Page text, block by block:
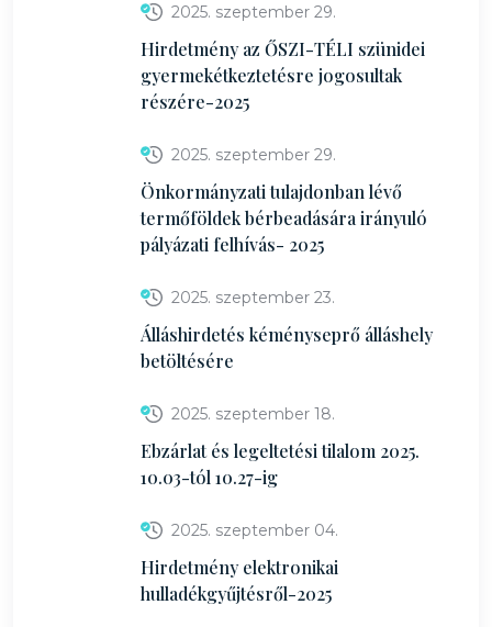
2025. szeptember 29.
Hirdetmény az ŐSZI-TÉLI szünidei
gyermekétkeztetésre jogosultak
részére-2025
2025. szeptember 29.
Önkormányzati tulajdonban lévő
termőföldek bérbeadására irányuló
pályázati felhívás- 2025
2025. szeptember 23.
Álláshirdetés kéményseprő álláshely
betöltésére
2025. szeptember 18.
Ebzárlat és legeltetési tilalom 2025.
10.03-tól 10.27-ig
2025. szeptember 04.
Hirdetmény elektronikai
hulladékgyűjtésről-2025